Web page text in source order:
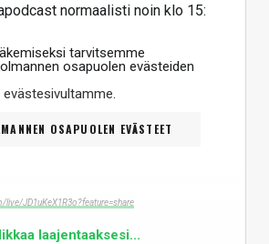
normaalisti noin klo 15:
tarvitsemme
osapuolen evästeiden
evästesivultamme
OSAPUOLEN EVÄSTEET
JD1uKeX1R3o?feature=share
laajentaaksesi...